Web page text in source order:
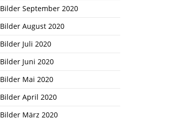
Bilder September 2020
Bilder August 2020
Bilder Juli 2020
Bilder Juni 2020
Bilder Mai 2020
Bilder April 2020
Bilder März 2020